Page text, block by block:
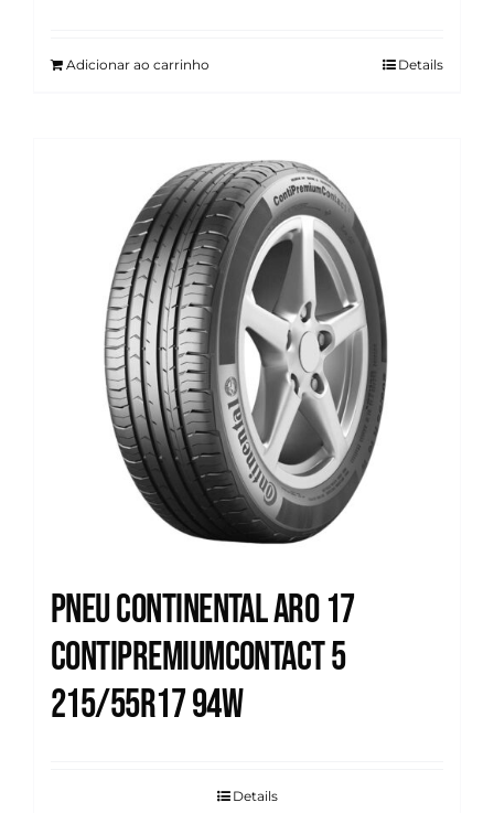
Adicionar ao carrinho Details
Pneu Continental Aro 17
Contipremiumcontact 5
215/55R17 94W
Details